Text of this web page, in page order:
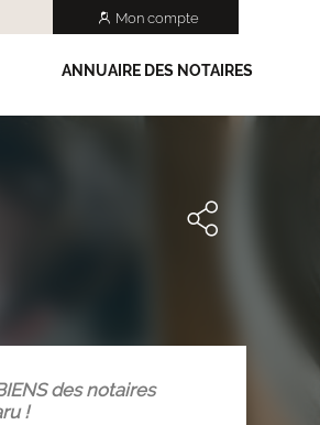
Mon compte
ANNUAIRE DES NOTAIRES
des notaires
!